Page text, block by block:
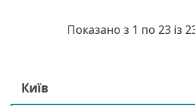
Показано з 1 по 23 із
Київ